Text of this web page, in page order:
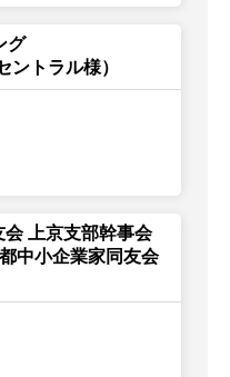
グ
ントラル様）
上京支部幹事会
中小企業家同友会